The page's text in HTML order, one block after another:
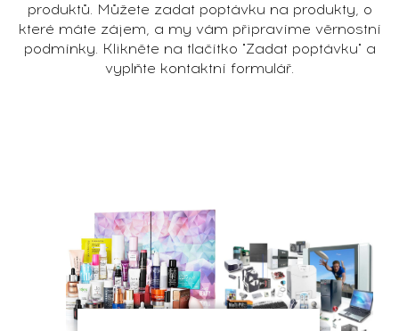
produktů. Můžete zadat poptávku na produkty, o
které máte zájem, a my vám připravíme věrnostní
podmínky. Klikněte na tlačítko "Zadat poptávku" a
vyplňte kontaktní formulář.